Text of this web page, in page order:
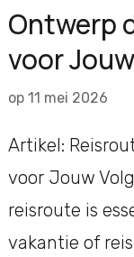
Ontwerp
voor
op 11 mei 2026
Artikel:
voor Jouw
reisroute is
vakantie of